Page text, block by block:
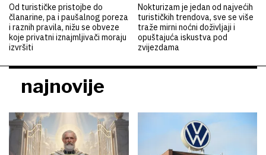
Od turističke pristojbe do
članarine, pa i paušalnog poreza
i raznih pravila, nižu se obveze
koje privatni iznajmljivači moraju
izvršiti
Nokturizam je jedan od najvećih
turističkih trendova, sve se više
traže mirni noćni doživljaji i
opuštajuća iskustva pod
zvijezdama
najnovije